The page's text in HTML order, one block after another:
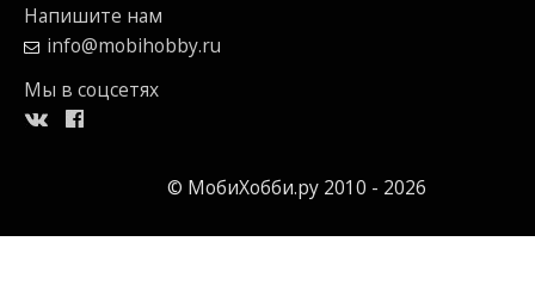
Напишите нам
info@mobihobby.ru
Мы в соцсетях
© МобиХобби.ру 2010 - 2026